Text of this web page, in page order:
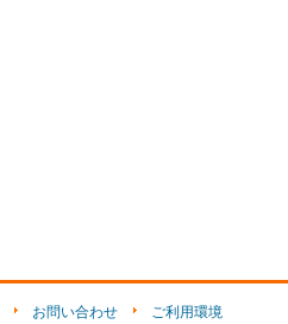
お問い合わせ ご利用環境